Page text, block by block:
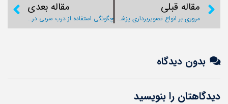
مقاله قبلی
مروری بر انواع تصویربرداری پزشکی
مقاله بعدی
چگونگی استفاده از درب سربی در اتاق تصویربرداری
بدون دیدگاه
دیدگاهتان را بنویسید